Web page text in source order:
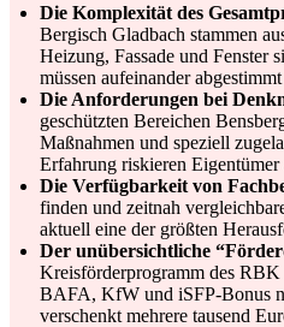
Die Komplexität des
Bergisch Gladbach stammen
Heizung, Fassade und Fenster
müssen aufeinander
Die Anforderungen bei
geschützten Bereichen
Maßnahmen und speziell
Erfahrung riskieren Eigentümer
Die Verfügbarkeit von
finden und zeitnah
aktuell eine der größten
Der unübersichtliche
Kreisförderprogramm des
BAFA, KfW und iSFP-Bonus
verschenkt mehrere tausend